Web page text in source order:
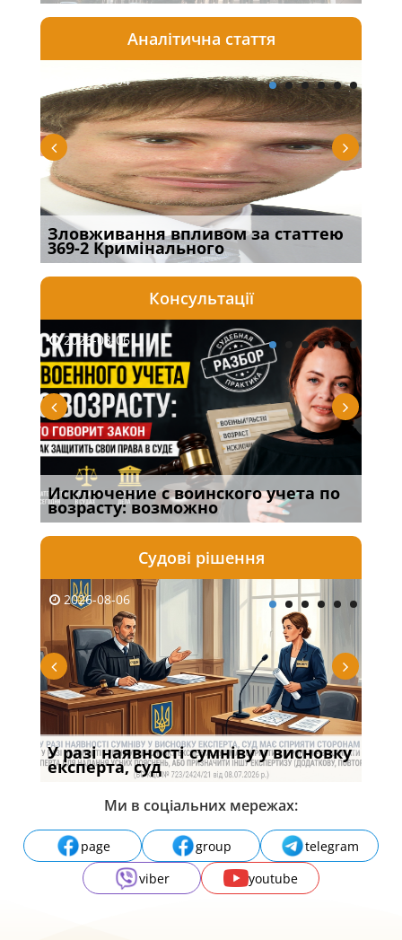
Аналітична стаття
2026-08-04
Зловживання впливом за статтею
369-2 Кримінального
Консультації
2026-08-06
Исключение с воинского учета по
возрасту: возможно
Судові рішення
2026-08-06
У разі наявності сумніву у висновку
експерта, суд
Ми в соціальних мережах:
page group
telegram
viber
youtube